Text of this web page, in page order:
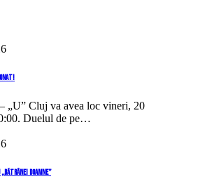
„U” Cluj va avea loc vineri, 20
Duelul de pe…
Doamne”